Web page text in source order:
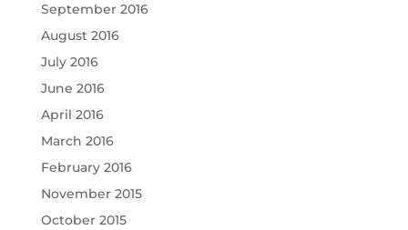
September 2016
August 2016
July 2016
June 2016
April 2016
March 2016
February 2016
November 2015
October 2015